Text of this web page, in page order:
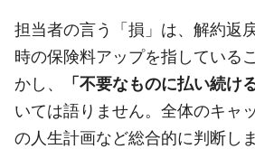
担当者の言う「損」は、解約返
時の保険料アップを指している
かし、
「不要なものに払い続け
いては語りません。全体のキャ
の人生計画など総合的に判断し